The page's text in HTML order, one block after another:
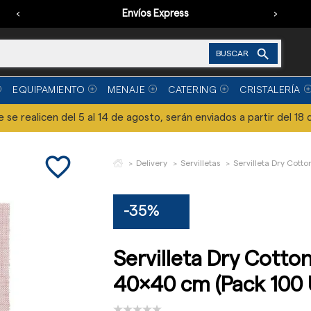
Envíos Express
‹ ›
BUSCAR 
EQUIPAMIENTO MENAJE CATERING CRISTALERÍA
se realicen del 5 al 14 de agosto, serán enviados a partir del
favorite_border Delivery Servilletas Servilleta Dry
-35%
Servilleta Dry
40x40 cm (Pack 100